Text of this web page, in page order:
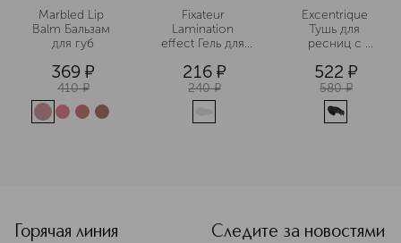
Marbled Lip
Balm Бальзам
для губ
369 ¤
410 ¤
Fixateur
Lamination
effect Гель для
эффектом
ламинирования
216 ¤
240 ¤
Excentrique
Тушь для
ресниц с
объема и
удлинения
522 ¤
580 ¤
Горячая линия
Следите за новостями